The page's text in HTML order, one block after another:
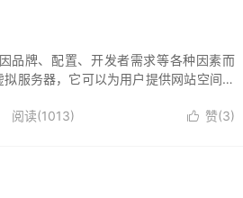
品牌、配置、开发者需求等各种因素而
服务器，它可以为用户提供网站空间和
阅读(1013)  赞(3)